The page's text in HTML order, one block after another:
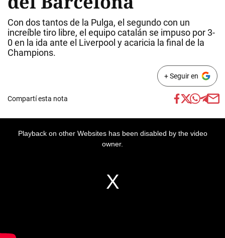
Con dos tantos de la Pulga, el segundo con un
increíble tiro libre, el equipo catalán se impuso por 3-
0 en la ida ante el Liverpool y acaricia la final de la
Champions.
+ Seguir en
Compartí esta nota
Playback on other Websites has been disabled by the video
owner.